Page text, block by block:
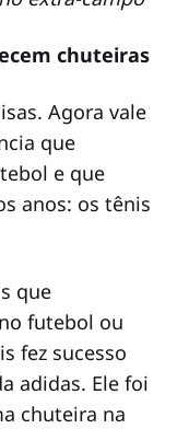
chuteiras
Agora vale
que
e que
anos: os tênis
que
futebol ou
fez sucesso
adidas. Ele foi
chuteira na